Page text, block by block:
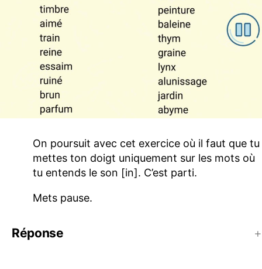
On poursuit avec cet exercice où il faut que tu
mettes ton doigt uniquement sur les mots où
tu entends le son [in]. C’est parti.
Mets pause.
Réponse